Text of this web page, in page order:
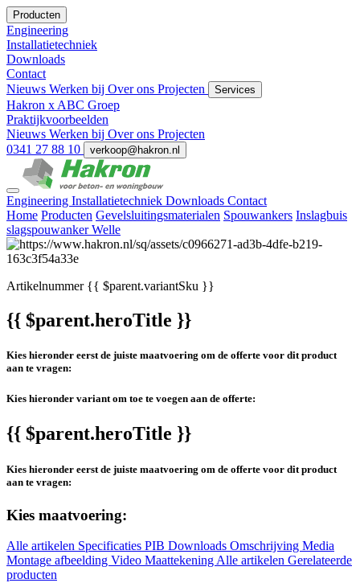
Producten
Engineering
Installatietechniek
Downloads
Contact
Nieuws Werken bij Over ons Projecten Services
Hakron x ABC Groep
Praktijkvoorbeelden
Nieuws Werken bij Over ons Projecten
0341 27 88 10
verkoop@hakron.nl
Engineering Installatietechniek Downloads Contact
Home Producten Gevelsluitingsmaterialen Spouwankers Inslagbuis
slagspouwanker Welle
Artikelnummer{{ $parent.variantSku }}
{{ $parent.heroTitle }}
Kies hieronder eerst de juiste maatvoering om de offerte voor dit product
aan te vragen:
Kies hieronder variant om toe te voegen aan de offerte:
{{ $parent.heroTitle }}
Kies hieronder eerst de juiste maatvoering om de offerte voor dit product
aan te vragen:
Kies maatvoering:
Alle artikelen Specificaties PIB Downloads Omschrijving Media
Montage afbeelding Video MaattekeningAlle artikelen Gerelateerde
producten